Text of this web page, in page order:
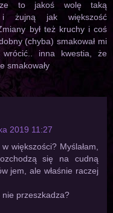
to jakoś wolę taką
i żujną jak większość
był też kruchy i coś
(chyba) smakował mi
inna kwestia, że
smakowały
2019 11:27
większości? Myślałam,
się na cudną
jem, ale właśnie raczej
przeszkadza?